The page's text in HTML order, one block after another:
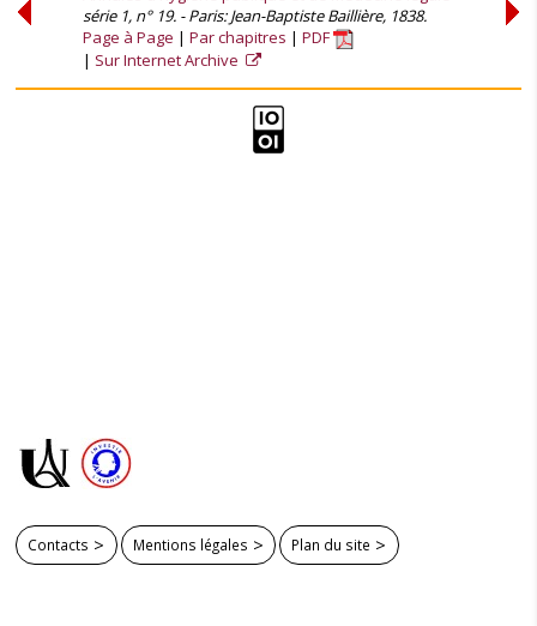
série 1, n° 19. - Paris: Jean-Baptiste Baillière, 1838.
Page à Page
Par chapitres
PDF
Sur Internet Archive
Contacts Mentions légales Plan du site